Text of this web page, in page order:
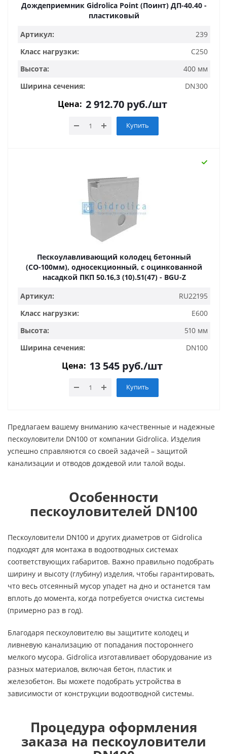
Дождеприемник Gidrolica Point (Поинт) ДП-40.40 -
пластиковый
Артикул:
239
Класс нагрузки:
C250
Высота:
400 мм
Ширина сечения:
DN300
Цена: 2 912.70руб./шт
Купить
Пескоулавливающий колодец бетонный
(СО-100мм), односекционный, с оцинкованной
насадкой ПКП 50.16,3 (10).51(47) - BGU-Z
Артикул:
RU22195
Класс нагрузки:
E600
Высота:
510 мм
Ширина сечения:
DN100
Цена: 13 545 руб./шт
Купить
Предлагаем вашему вниманию качественные и надежные
пескоуловители DN100 от компании Gidrolica. Изделия
успешно справляются со своей задачей – защитой
канализации и отводов дождевой или талой воды.
Особенности
пескоуловителей DN100
Пескоуловители DN100 и других диаметров от Gidrolica
подходят для монтажа в водоотводных системах
соответствующих габаритов. Важно правильно подобрать
ширину и высоту (глубину) изделия, чтобы гарантировать,
что весь отсеянный мусор упадет на дно и останется там
вплоть до момента, когда потребуется очистка системы
(примерно раз в год).
Благодаря пескоуловителю вы защитите колодец и
ливневую канализацию от попадания постороннего
мелкого мусора. Gidrolica изготавливает оборудование из
разных материалов, включая бетон, пластик и
железобетон. Вы можете подобрать устройства в
зависимости от конструкции водоотводной системы.
Процедура оформления
заказа на пескоуловители